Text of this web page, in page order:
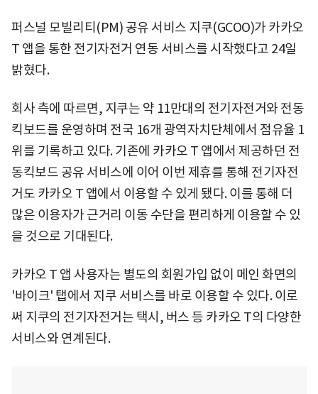
퍼스널 모빌리티(PM) 공유 서비스 지쿠(GCOO)가 카카오
T 앱을 통한 전기자전거 연동 서비스를 시작했다고 24일
밝혔다.
회사 측에 따르면, 지쿠는 약 11만대의 전기자전거와 전동
킥보드를 운영하며 전국 16개 광역자치단체에서 점유율 1
위를 기록하고 있다. 기존에 카카오 T 앱에서 제공하던 전
동킥보드 공유 서비스에 이어 이번 제휴를 통해 전기자전
거도 카카오 T 앱에서 이용할 수 있게 됐다. 이를 통해 더
많은 이용자가 근거리 이동 수단을 편리하게 이용할 수 있
을 것으로 기대된다.
카카오 T 앱 사용자는 별도의 회원가입 없이 메인 화면의
'바이크' 탭에서 지쿠 서비스를 바로 이용할 수 있다. 이로
써 지쿠의 전기자전거는 택시, 버스 등 카카오 T의 다양한
서비스와 연계된다.